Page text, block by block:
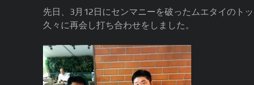
先日、3月12日にセンマニーを破ったムエタイのト
久々に再会し打ち合わせをしました。